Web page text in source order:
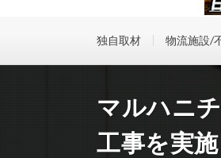
独自取材 物流施設/
マルハニ
工事を実施